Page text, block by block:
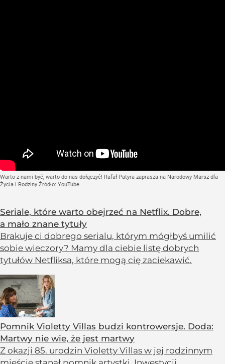
Warto z nami być, warto do nas dołączyć! Rafał Patyra zaprasza na Narodowy Marsz dla
Życia i Rodziny Źródło: YouTube
Seriale, które warto obejrzeć na Netflix. Dobre,
a mało znane tytuły
Brakuje ci dobrego serialu, którym mógłbyś umilić
sobie wieczory? Mamy dla ciebie listę dobrych
tytułów Netfliksa, które mogą cię zaciekawić.
Pomnik Violetty Villas budzi kontrowersje. Doda:
Martwy nie wie, że jest martwy
Z okazji 85. urodzin Violetty Villas w jej rodzinnym